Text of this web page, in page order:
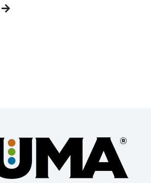
práticas de